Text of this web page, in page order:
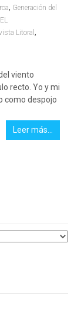
, Generación del
Litoral ,
viento
recto. Yo y mi
como despojo
Leer más…